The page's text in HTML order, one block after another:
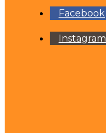
Facebook
Instagram